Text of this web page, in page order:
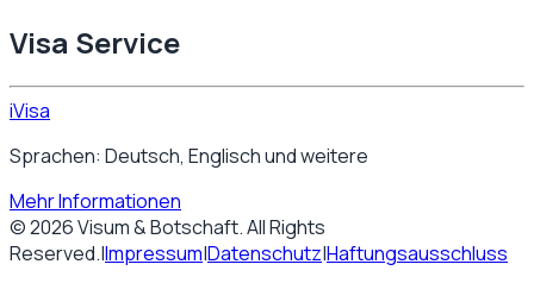
Visa Service
iVisa
Sprachen: Deutsch, Englisch und weitere
Mehr Informationen
©2026Visum & Botschaft. All Rights
Reserved.|Impressum|Datenschutz|Haftungsausschluss